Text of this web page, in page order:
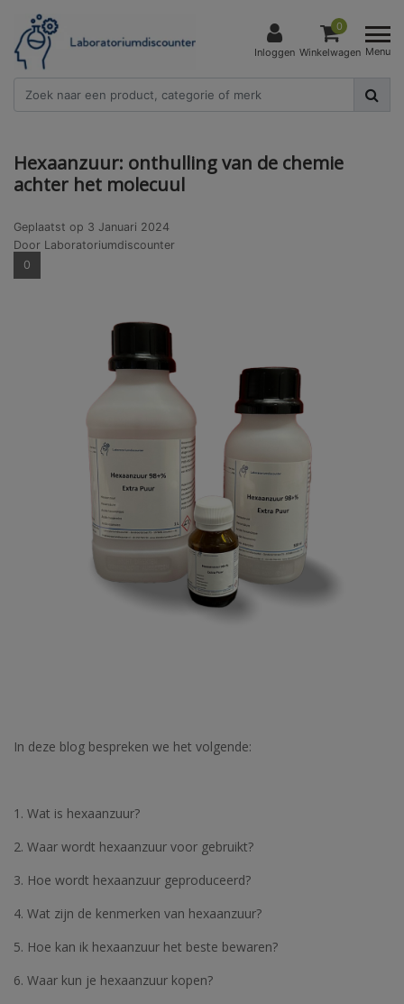
Inloggen
0
Winkelwagen Menu
Hexaanzuur: onthulling van de chemie
achter het molecuul
Geplaatst op 3 Januari 2024
Door Laboratoriumdiscounter
0
In deze blog bespreken we het volgende:
1. Wat is hexaanzuur?
2. Waar wordt hexaanzuur voor gebruikt?
3. Hoe wordt hexaanzuur geproduceerd?
4. Wat zijn de kenmerken van hexaanzuur?
5. Hoe kan ik hexaanzuur het beste bewaren?
6. Waar kun je hexaanzuur kopen?